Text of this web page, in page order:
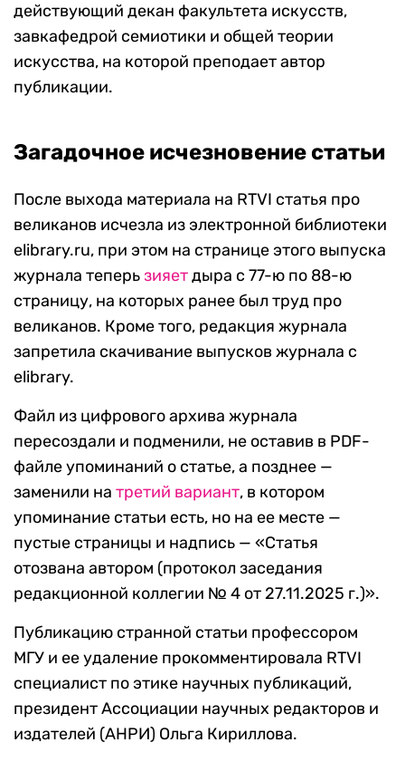
действующий декан факультета искусств,
завкафедрой семиотики и общей теории
искусства, на которой преподает автор
публикации.
Загадочное исчезновение статьи
После выхода материала на RTVI статья про
великанов исчезла из электронной библиотеки
elibrary.ru, при этом на странице этого выпуска
журнала теперьзияетдыра с 77-ю по 88-ю
страницу, на которых ранее был труд про
великанов. Кроме того, редакция журнала
запретила скачивание выпусков журнала с
elibrary.
Файл из цифрового архива журнала
пересоздали и подменили, не оставив в PDF-
файле упоминаний о статье, а позднее —
заменили на третий вариант, в котором
упоминание статьи есть, но на ее месте —
пустые страницы и надпись — «Статья
отозвана автором (протокол заседания
редакционной коллегии № 4 от 27.11.2025 г.)».
Публикацию странной статьи профессором
МГУ и ее удаление прокомментировала RTVI
специалист по этике научных публикаций,
президент Ассоциации научных редакторов и
издателей (АНРИ) Ольга Кириллова.